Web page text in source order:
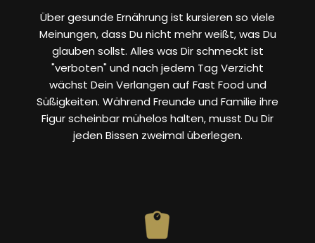
Über gesunde Ernährung ist kursieren so viele
Meinungen, dass Du nicht mehr weißt, was Du
glauben sollst. Alles was Dir schmeckt ist
"verboten" und nach jedem Tag Verzicht
wächst Dein Verlangen auf Fast Food und
Süßigkeiten. Während Freunde und Familie ihre
Figur scheinbar mühelos halten, musst Du Dir
jeden Bissen zweimal überlegen.